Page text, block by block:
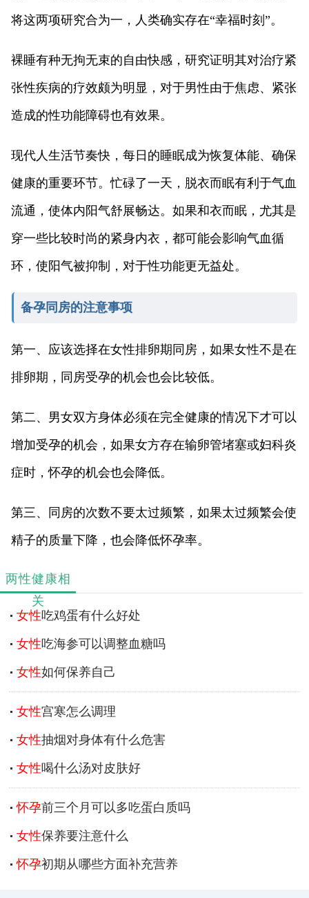
将这两项研究合为一，人类确实存在“幸福时刻”。
裸睡有种无拘无束的自由快感，研究证明其对治疗紧
张性疾病的疗效颇为明显，对于男性由于焦虑、紧张
造成的性功能障碍也有效果。
现代人生活节奏快，每日的睡眠成为恢复体能、确保
健康的重要环节。忙碌了一天，脱衣而眠有利于气血
流通，使体内阳气舒展畅达。如果和衣而眠，尤其是
穿一些比较时尚的紧身内衣，都可能会影响气血循
环，使阳气被抑制，对于性功能更无益处。
备孕同房的注意事项
第一、应该选择在女性排卵期同房，如果女性不是在
排卵期，同房受孕的机会也会比较低。
第二、男女双方身体必须在完全健康的情况下才可以
增加受孕的机会，如果女方存在输卵管堵塞或妇科炎
症时，怀孕的机会也会降低。
第三、同房的次数不要太过频繁，如果太过频繁会使
精子的质量下降，也会降低怀孕率。
两性健康相
关
女性吃鸡蛋有什么好处
女性吃海参可以调整血糖吗
女性如何保养自己
女性宫寒怎么调理
女性抽烟对身体有什么危害
女性喝什么汤对皮肤好
怀孕前三个月可以多吃蛋白质吗
女性保养要注意什么
怀孕初期从哪些方面补充营养